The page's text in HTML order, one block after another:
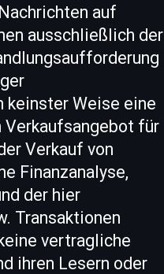
auf
ausschließlich der
keinster Weise eine
für
Verkauf von
Finanzanalyse,
der hier
Transaktionen
vertragliche
ihren Lesern oder